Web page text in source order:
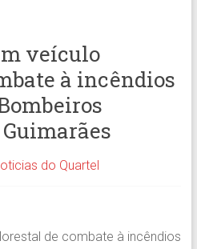
veículo
à incêndios
do Quartel
de combate à incêndios